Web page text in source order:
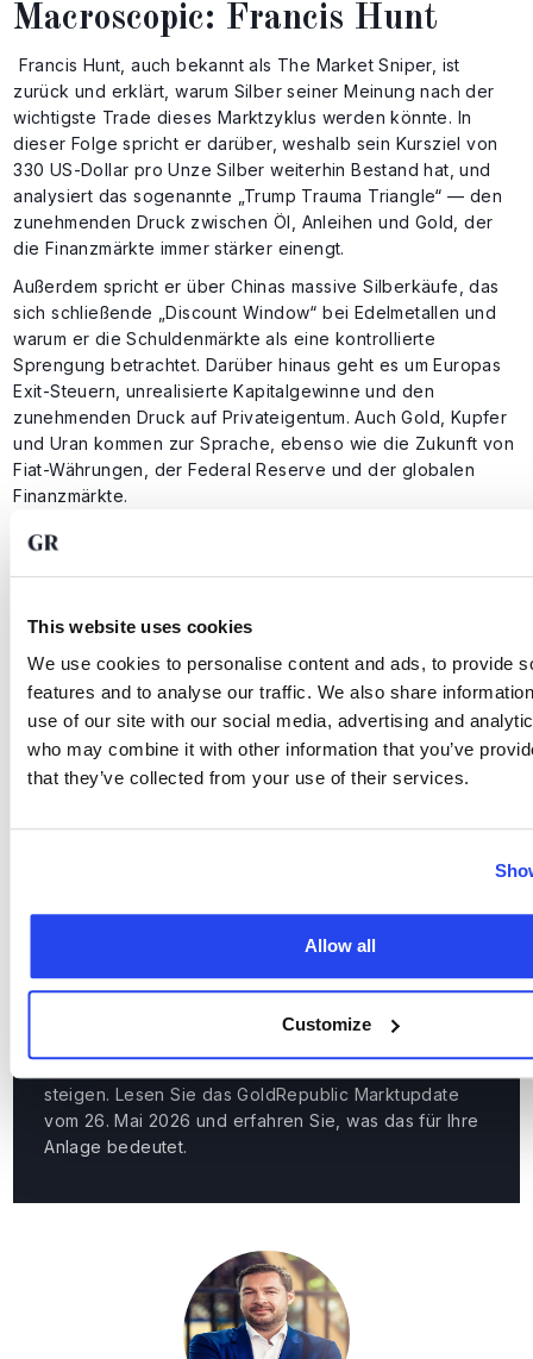
This website uses cookies
We use cookies to personalise content and ads, to provide
features and to analyse our traffic. We also share
use of our site with our social media, advertising and
who may combine it with other information that you’ve
that they’ve collected from your use of their services.
Allow all
Customize
Macroscopic: Francis Hunt
Francis Hunt, auch bekannt als The Market Sniper, ist
zurück und erklärt, warum Silber seiner Meinung nach der
wichtigste Trade dieses Marktzyklus werden könnte. In
dieser Folge spricht er darüber, weshalb sein Kursziel von
330 US-Dollar pro Unze Silber weiterhin Bestand hat, und
analysiert das sogenannte „Trump Trauma Triangle“ — den
zunehmenden Druck zwischen Öl, Anleihen und Gold, der
die Finanzmärkte immer stärker einengt.
Außerdem spricht er über Chinas massive Silberkäufe, das
sich schließende „Discount Window“ bei Edelmetallen und
warum er die Schuldenmärkte als eine kontrollierte
Sprengung betrachtet. Darüber hinaus geht es um Europas
Exit-Steuern, unrealisierte Kapitalgewinne und den
zunehmenden Druck auf Privateigentum. Auch Gold, Kupfer
und Uran kommen zur Sprache, ebenso wie die Zukunft von
Fiat-Währungen, der Federal Reserve und der globalen
Finanzmärkte.
steigen. Lesen Sie das GoldRepublic Marktupdate
vom 26. Mai 2026 und erfahren Sie, was das für Ihre
Anlage bedeutet.